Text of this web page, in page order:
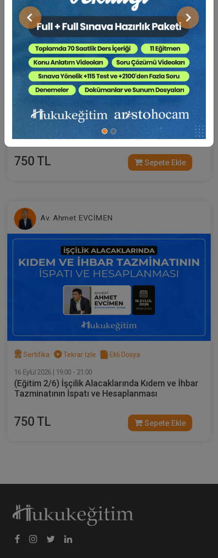
Önceki Sonraki
Sertifika Tekrar İzle Ekli Dosya
15 Eylül 2026 | 19:00 - 21:00
(Eğitim 1/6) İşçilik Alacaklarında Ücret ve Hizmet
Süresinin İspatı ve Hesaplanması
750 TL Sepete Ekle
Av. Ahmet EVCİMEN
Sertifika Tekrar İzle Ekli Dosya
16 Eylül 2026 | 19:00 - 21:00
(Eğitim 2/6) İşçilik Alacaklarında Kıdem ve İhbar
Tazminatının İspatı ve Hesaplanması
750 TL Sepete Ekle